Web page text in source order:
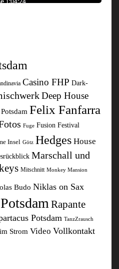
Casino FHP Dark-
Deep House
Felix Fanfarra
Fuge Fusion Festival
Insel Götz Hedges House
Marschall und
Mitschnitt Monkey Mansion
Budo Niklas on Sax
Potsdam Rapante
Potsdam TanzZrausch
Strom Video Vollkontakt